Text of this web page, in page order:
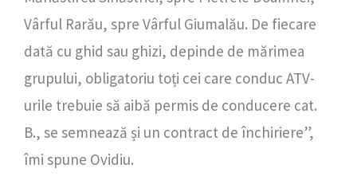
Vârful Rarău, spre Vârful Giumalău. De fiecare
dată cu ghid sau ghizi, depinde de mărimea
grupului, obligatoriu toți cei care conduc ATV-
urile trebuie să aibă permis de conducere cat.
B., se semnează și un contract de închiriere”,
îmi spune Ovidiu.